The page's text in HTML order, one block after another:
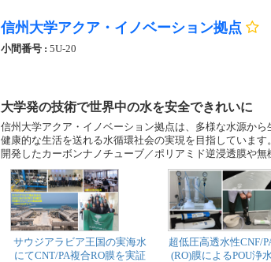
信州大学アクア・イノベーション拠点
小間番号 : 5U-20
大学発の技術で世界中の水を安全できれいに
信州大学アクア・イノベーション拠点は、多様な水源か
健康的な生活を送れる水循環社会の実現を目指していま
開発したカーボンナノチューブ／ポリアミド逆浸透膜や
サウジアラビア王国の実海水
にてCNT/PA複合RO膜を実証
超低圧高透水性CNF/
(RO)膜によるPOU浄